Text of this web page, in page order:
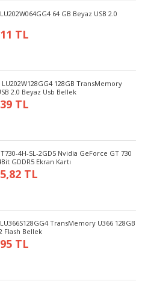
64 GB Beyaz USB 2.0
TL
LU202W128GG4 128GB TransMemory
2.0 Beyaz Usb Bellek
TL
4H-SL-2GD5 Nvidia GeForce GT 730
GDDR5 Ekran Kartı
TL
TransMemory U366 128GB
Flash Bellek
TL